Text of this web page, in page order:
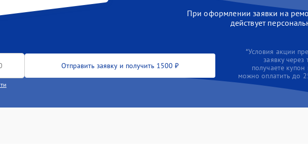
При оформлении заявки на
действует
Отправить заявку и получить 1500 ₽
*Условия акции
заявку
получаете
можно оплатить до